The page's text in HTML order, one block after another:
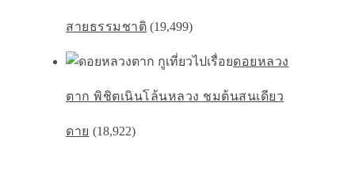
สายธรรมชาติ (19,499)
ดอยหลวง
ตาก พิชิตเนินโล้นหลวง ชมต้นสนเดียว
ดาย (18,922)